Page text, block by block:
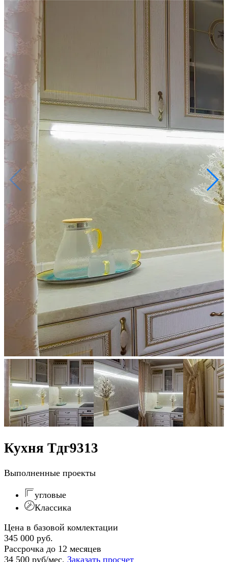
Кухня Тдг9313
Выполненные проекты
угловые
Классика
Цена в базовой комлектации
345 000 руб.
Рассрочка до 12 месяцев
34 500 руб/мес. Заказать просчет